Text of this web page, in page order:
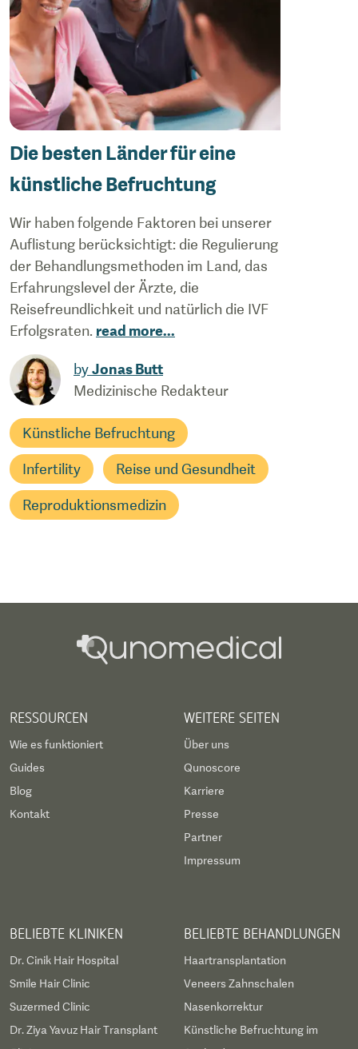
Die besten Länder für eine
künstliche Befruchtung
Wir haben folgende Faktoren bei unserer
Auflistung berücksichtigt: die Regulierung
der Behandlungsmethoden im Land, das
Erfahrungslevel der Ärzte, die
Reisefreundlichkeit und natürlich die IVF
Erfolgsraten. read more...
byJonas Butt
Medizinische Redakteur
Künstliche Befruchtung
Infertility Reise und Gesundheit
Reproduktionsmedizin
RESSOURCEN
Wie es funktioniert
Guides
Blog
Kontakt
WEITERE SEITEN
Über uns
Qunoscore
Karriere
Presse
Partner
Impressum
BELIEBTE KLINIKEN
Dr. Cinik Hair Hospital
Smile Hair Clinic
Suzermed Clinic
Dr. Ziya Yavuz Hair Transplant
BELIEBTE BEHANDLUNGEN
Haartransplantation
Veneers Zahnschalen
Nasenkorrektur
Künstliche Befruchtung im